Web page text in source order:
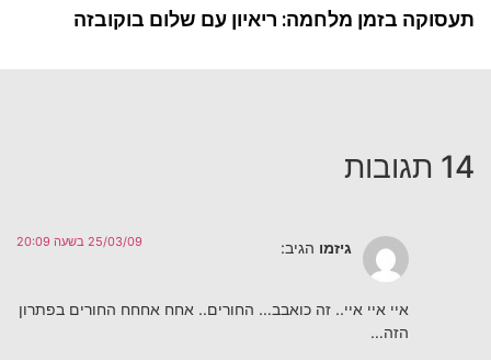
תעסוקה בזמן מלחמה: ריאיון עם שלום בוקובזה
14 תגובות
גיזמו הגיב: 25/03/09 בשעה 20:09
איי איי איי.. זה כואבב… החורים.. אחח אחחח החורים בפתרון
הזה…